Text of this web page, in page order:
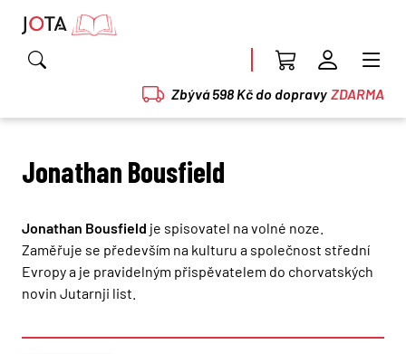
Zbývá 598 Kč do dopravy ZDARMA
Jonathan Bousfield
Jonathan Bousfield je spisovatel na volné noze.
Zaměřuje se především na kulturu a společnost střední
Evropy a je pravidelným přispěvatelem do chorvatských
novin Jutarnji list.